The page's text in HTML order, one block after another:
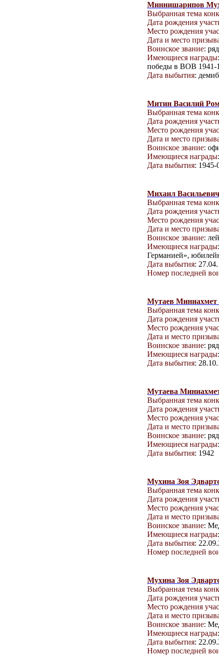
Миннишарипов
Выбранная тема
Дата рождения
Место рождения
Дата и место
Воинское звание:
Имеющиеся награды
победы в ВОВ 1941-
Дата выбытия:
Митин Василий
Выбранная тема
Дата рождения
Место рождения
Дата и место
Воинское звание:
Имеющиеся награды
Дата выбытия: 1945-
Михаил
Выбранная тема
Дата рождения
Место рождения
Дата и место
Воинское звание:
Имеющиеся награды
Германией»,
Дата выбытия:
Номер последней
Мутаев Миниахмет
Выбранная тема
Дата рождения
Место рождения
Дата и место
Воинское звание:
Имеющиеся награды
Дата выбытия:
Мутаева
Выбранная тема
Дата рождения
Место рождения
Дата и место
Воинское звание:
Имеющиеся награды
Дата выбытия: 1942
Мухина Зоя
Выбранная тема
Дата рождения
Место рождения
Дата и место
Воинское звание:
Имеющиеся награды
Дата выбытия:
Номер последней
Мухина Зоя
Выбранная тема
Дата рождения
Место рождения
Дата и место
Воинское звание:
Имеющиеся награды
Дата выбытия:
Номер последней